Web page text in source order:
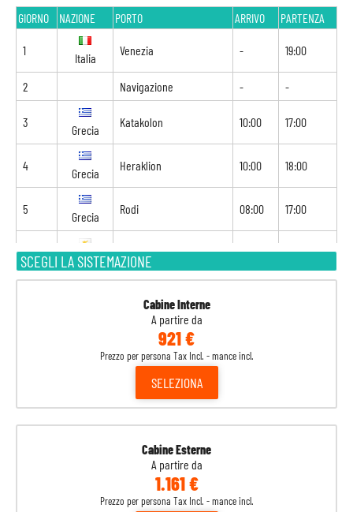
SCEGLI LA SISTEMAZIONE
Cabine Interne
A partire da
921 €
Prezzo per persona Tax Incl. - mance incl.
SELEZIONA
Cabine Esterne
A partire da
1.161 €
Prezzo per persona Tax Incl. - mance incl.
GIORNO NAZIONE PORTO ARRIVO PARTENZA
1
Italia
Venezia - 19:00
2 Navigazione - -
3
Grecia
Katakolon 10:00 17:00
4
Grecia
Heraklion 10:00 18:00
5
Grecia
Rodi 08:00 17:00
6
Cipro
Limisso 10:00 17:00
Alessandria d'Egitto
Navigazione
10
Navigazione - -